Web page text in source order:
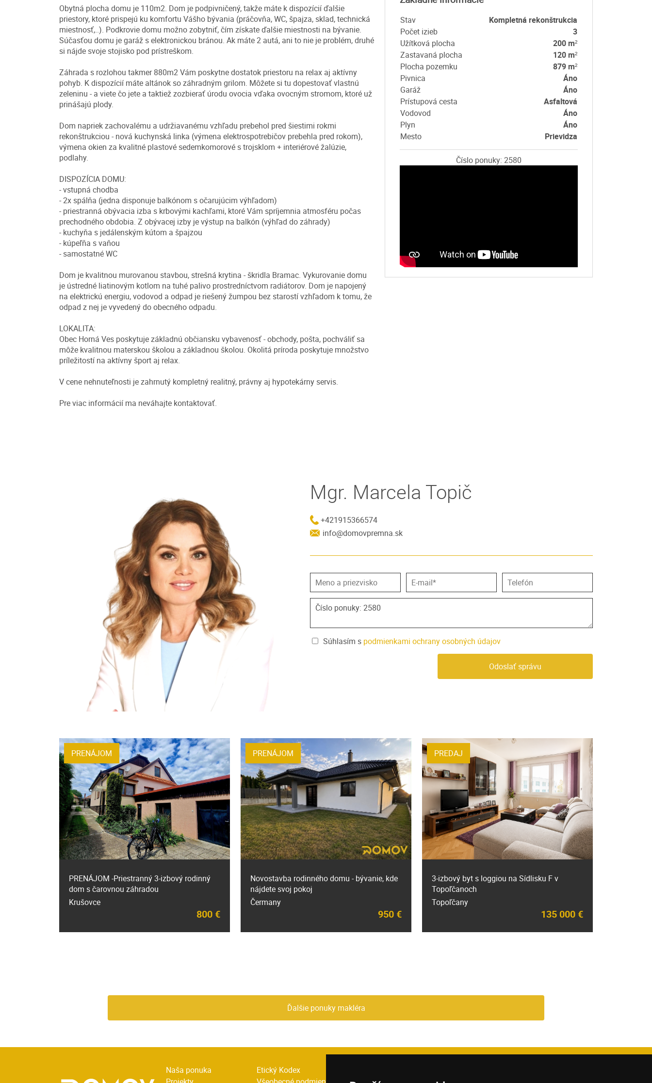
Obytná plocha domu je 110m2. Dom je podpivničený, takže máte k dispozícií ďalšie
priestory, ktoré prispejú ku komfortu Vášho bývania (práčovňa, WC, špajza, sklad, technická
miestnosť,..). Podkrovie domu možno zobytniť, čím získate ďalšie miestnosti na bývanie.
Súčasťou domu je garáž s elektronickou bránou. Ak máte 2 autá, ani to nie je problém, druhé
si nájde svoje stojisko pod prístreškom.
Záhrada s rozlohou takmer 880m2 Vám poskytne dostatok priestoru na relax aj aktívny
pohyb. K dispozícií máte altánok so záhradným grilom. Môžete si tu dopestovať vlastnú
zeleninu - a viete čo jete a taktiež zozbierať úrodu ovocia vďaka ovocným stromom, ktoré už
prinášajú plody.
Dom napriek zachovalému a udržiavanému vzhľadu prebehol pred šiestimi rokmi
rekonštrukciou - nová kuchynská linka (výmena elektrospotrebičov prebehla pred rokom),
výmena okien za kvalitné plastové sedemkomorové s trojsklom + interiérové žalúzie,
podlahy.
DISPOZÍCIA DOMU:
- vstupná chodba
- 2x spálňa (jedna disponuje balkónom s očarujúcim výhľadom)
- priestranná obývacia izba s krbovými kachľami, ktoré Vám spríjemnia atmosféru počas
prechodného obdobia. Z obývacej izby je výstup na balkón (výhľad do záhrady)
- kuchyňa s jedálenským kútom a špajzou
- kúpeľňa s vaňou
- samostatné WC
Dom je kvalitnou murovanou stavbou, strešná krytina - škridla Bramac. Vykurovanie domu
je ústredné liatinovým kotlom na tuhé palivo prostredníctvom radiátorov. Dom je napojený
na elektrickú energiu, vodovod a odpad je riešený žumpou bez starostí vzhľadom k tomu, že
odpad z nej je vyvedený do obecného odpadu.
LOKALITA:
Obec Horná Ves poskytuje základnú občiansku vybavenosť - obchody, pošta, pochváliť sa
môže kvalitnou materskou školou a základnou školou. Okolitá príroda poskytuje množstvo
príležitostí na aktívny šport aj relax.
V cene nehnuteľnosti je zahrnutý kompletný realitný, právny aj hypotekárny servis.
Pre viac informácií ma neváhajte kontaktovať.
Stav
Kompletná rekonštrukcia
Počet izieb
3
Užítková plocha
200 m²
Zastavaná plocha
120 m²
Plocha pozemku
879 m²
Pivnica
Áno
Garáž
Áno
Prístupová cesta
Asfaltová
Vodovod
Áno
Plyn
Áno
Mesto
Prievidza
Číslo ponuky: 2580
Mgr. Marcela Topič
+421915366574
info@domovpremna.sk
Súhlasím s podmienkami ochrany osobných údajov
Odoslať správu
PRENÁJOM -Priestranný 3-izbový rodinný
dom s čarovnou záhradou
Krušovce
800 €
PRENÁJOM
Novostavba rodinného domu - bývanie, kde
nájdete svoj pokoj
Čermany
950 €
PRENÁJOM
3-izbový byt s loggiou na Sídlisku F v
Topoľčanoch
Topoľčany
135 000 €
PREDAJ
Ďalšie ponuky makléra
Naša ponuka
Etický Kodex